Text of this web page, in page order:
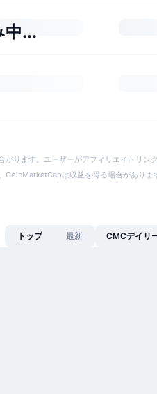
中...
ります。ユーザーがアフィリエイトリン
は収益を得る場合がありま
トップ 最新 CMCデイリ